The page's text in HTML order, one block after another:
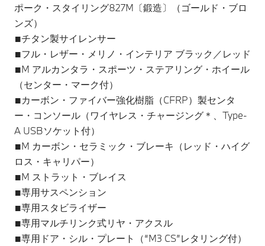
ポーク・スタイリング827M〔鍛造〕（ゴールド・ブロ
ンズ）
■チタン製サイレンサー
■フル・レザー・メリノ・インテリア ブラック／レッド
■M アルカンタラ・スポーツ・ステアリング・ホイール
（センター・マーク付）
■カーボン・ファイバー強化樹脂（CFRP）製センタ
ー・コンソール（ワイヤレス・チャージング＊、Type-
A USBソケット付）
■M カーボン・セラミック・ブレーキ（レッド・ハイグ
ロス・キャリパー）
■M ストラット・ブレイス
■専用サスペンション
■専用スタビライザー
■専用マルチリンク式リヤ・アクスル
■専用ドア・シル・プレート（“M3 CS”レタリング付）